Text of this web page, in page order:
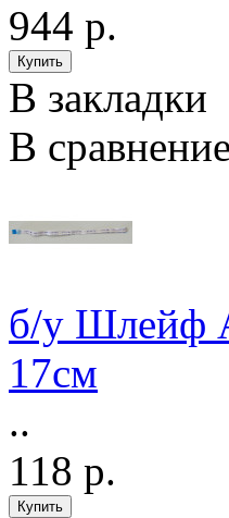
944 р.
В закладки
В сравнение
б/у Шлейф
17см
..
118 р.